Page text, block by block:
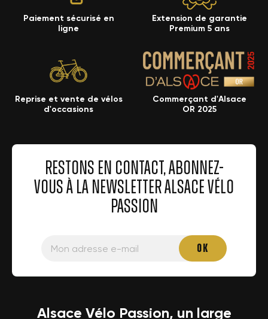
Paiement sécurisé en
ligne
Extension de garantie
Premium 5 ans
Reprise et vente de vélos
d'occasions
Commerçant d'Alsace
OR 2025
RESTONS EN CONTACT, ABONNEZ-
VOUS À LA NEWSLETTER ALSACE VÉLO
PASSION
Alsace Vélo Passion, un large